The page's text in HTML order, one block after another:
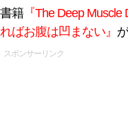
書籍『The Deep
ればお腹は凹まない』
スポンサーリンク